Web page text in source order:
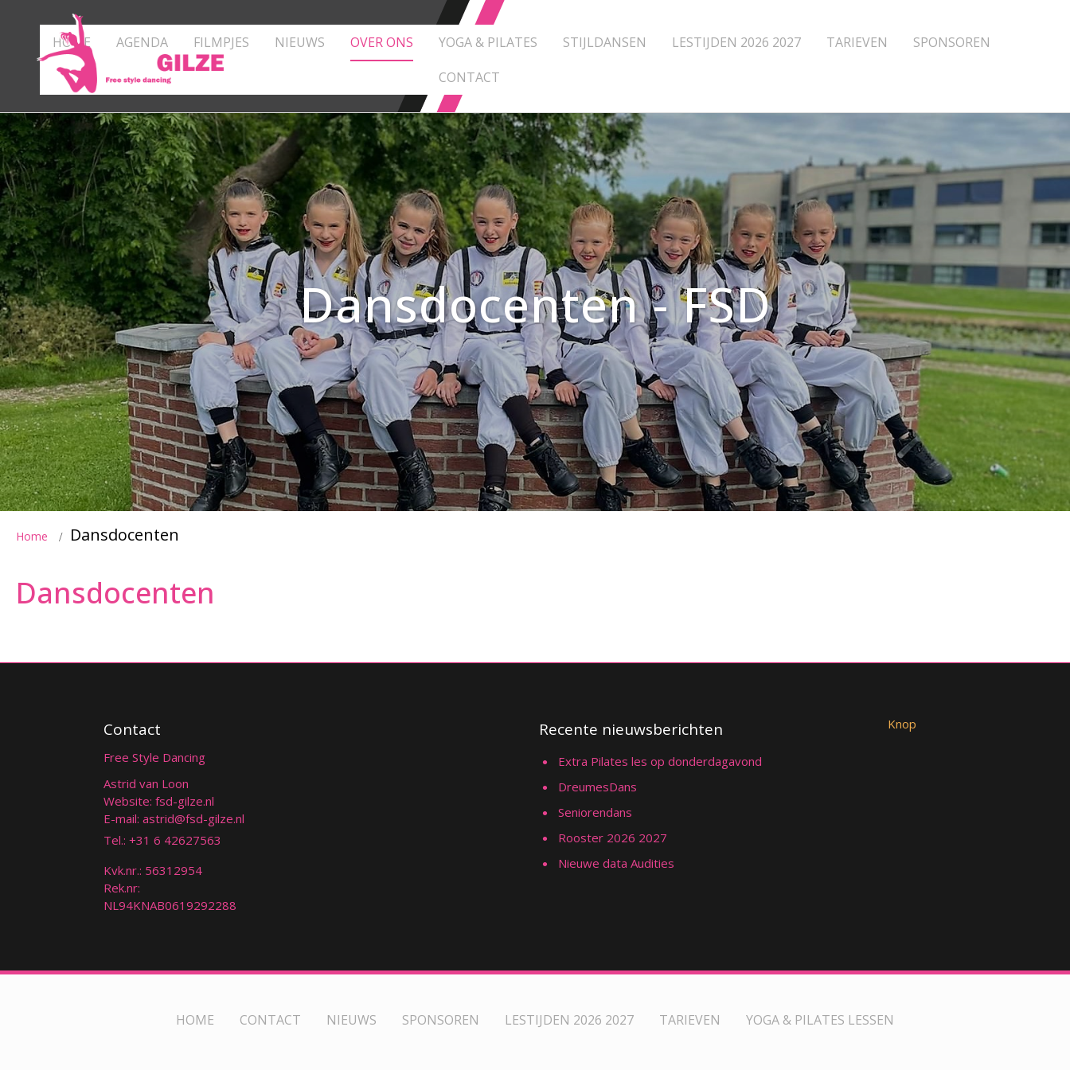
HOME AGENDA FILMPJES NIEUWS OVER ONS YOGA & PILATES STIJLDANSEN LESTIJDEN 2026 2027 TARIEVEN
SPONSOREN
CONTACT
Dansdocenten - FSD
Home Dansdocenten
Dansdocenten
Contact
Free Style Dancing
Astrid van Loon
Website: fsd-gilze.nl
E-mail: astrid@fsd-gilze.nl
Tel.: +31 6 42627563
Kvk.nr.: 56312954
Rek.nr:
NL94KNAB0619292288
Recente nieuwsberichten
Extra Pilates les op donderdagavond
DreumesDans
Seniorendans
Rooster 2026 2027
Nieuwe data Audities
Knop
HOME CONTACT NIEUWS SPONSOREN LESTIJDEN 2026 2027 TARIEVEN YOGA & PILATES LESSEN